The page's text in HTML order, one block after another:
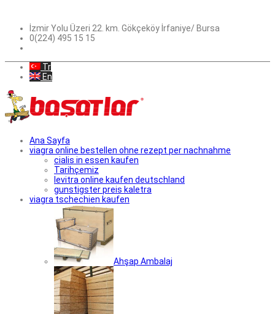
İzmir Yolu Üzeri 22. km. Gökçeköy İrfaniye/ Bursa
0(224) 495 15 15
Tr
En
Ana Sayfa
viagra online bestellen ohne rezept per nachnahme
cialis in essen kaufen
Tarihçemiz
levitra online kaufen deutschland
gunstigster preis kaletra
viagra tschechien kaufen
Ahşap Ambalaj